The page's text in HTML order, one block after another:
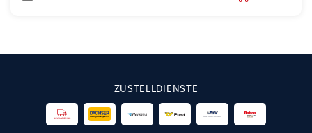
ZUSTELLDIENSTE